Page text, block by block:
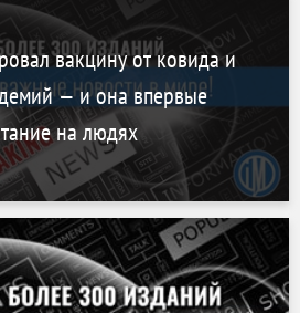
вакцину от ковида и
— и она впервые
на людях